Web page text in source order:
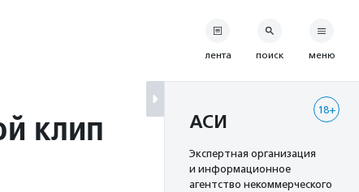
клип
лента поиск меню
18+
АСИ
Экспертная организация
и информационное
агентство некоммерческого